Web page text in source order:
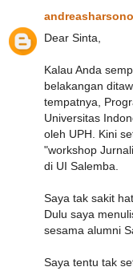
andreasharsono
Dear Sinta,
Kalau Anda
belakangan
tempatnya,
Universitas
oleh UPH. Kini
"workshop
di UI Salemba.
Saya tak sakit
Dulu saya
sesama alumni
Saya tentu tak